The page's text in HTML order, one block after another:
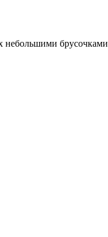
небольшими